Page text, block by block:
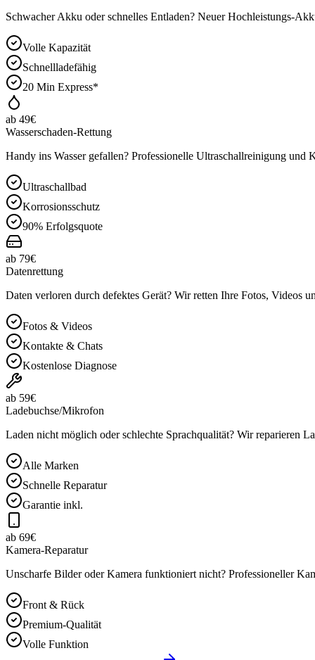
Schwacher Akku oder schnelles Entladen? Neuer Hochleistungs-
Volle Kapazität
Schnellladefähig
20 Min Express*
ab 49€
Wasserschaden-Rettung
Handy ins Wasser gefallen? Professionelle Ultraschallreinigung und
Ultraschallbad
Korrosionsschutz
90% Erfolgsquote
ab 79€
Datenrettung
Daten verloren durch defektes Gerät? Wir retten Ihre Fotos, Videos
Fotos & Videos
Kontakte & Chats
Kostenlose Diagnose
ab 59€
Ladebuchse/Mikrofon
Laden nicht möglich oder schlechte Sprachqualität? Wir reparieren
Alle Marken
Schnelle Reparatur
Garantie inkl.
ab 69€
Kamera-Reparatur
Unscharfe Bilder oder Kamera funktioniert nicht? Professioneller
Front & Rück
Premium-Qualität
Volle Funktion